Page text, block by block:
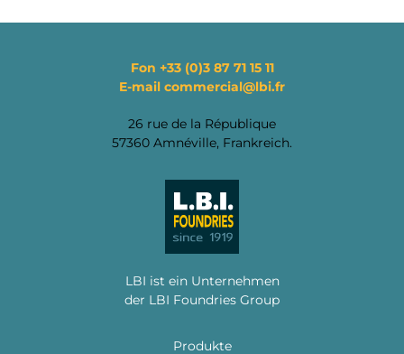
Fon +33 (0)3 87 71 15 11
E-mail commercial@lbi.fr
26 rue de la République
57360 Amnéville, Frankreich.
LBI ist ein Unternehmen
der LBI Foundries Group
Produkte